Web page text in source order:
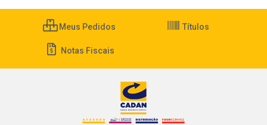
Meus Pedidos Títulos
Notas Fiscais